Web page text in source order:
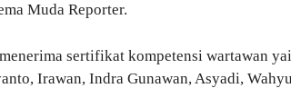
Muda Reporter.
sertifikat kompetensi wartawan
Irawan, Indra Gunawan, Asyadi,